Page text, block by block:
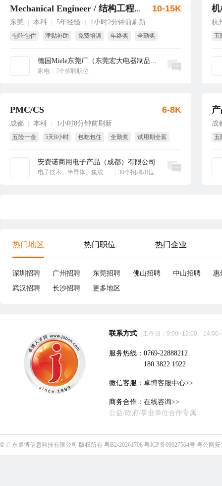
Mechanical Engineer / 结构工程师
东莞 本科 5年经验 1小时2分钟前刷新
包吃包住 津贴补助 免费培训 年终奖
全勤奖
德国Miele东莞厂（东莞宏大电器制品有...
家电
7个招聘职位
10-15K
立即沟通
杭
五
PMC/CS
成都 本科 1小时8分钟前刷新
五险一金 5天8小时 包吃包住 全勤奖
试用期全薪
安费诺商用电子产品（成都）有限公司
电子技术、半导体、集成电路 30个招聘职位
6-8K
立即沟通
成
五
热门地区 热门职位 热门企业
深圳招聘 广州招聘 东莞招聘 佛山招聘 中山招聘
惠
武汉招聘
长沙招聘 更多地区
联系方式 （工作日：9:00~12:00、
服务热线：0769-22888212
180 3822 1922
微信客服： 卓博客服中心>>
商务合作： 在线咨询>>
公益/政府/事业单位合作专属
© 广东卓博信息科技有限公司 版权所有 粤B2-20261708 粤ICP备09027564号 粤公网安